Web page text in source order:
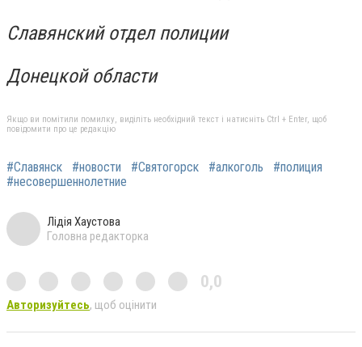
Славянский отдел полиции
Донецкой области
Якщо ви помітили помилку, виділіть необхідний текст і натисніть Ctrl + Enter, щоб
повідомити про це редакцію
#Славянск #новости #Святогорск #алкоголь
#полиция
#несовершеннолетние
Лідія Хаустова
Головна редакторка
0,0
Авторизуйтесь, щоб оцінити